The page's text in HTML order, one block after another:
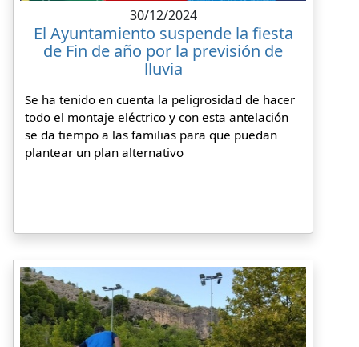
30/12/2024
El Ayuntamiento suspende la fiesta
de Fin de año por la previsión de
lluvia
Se ha tenido en cuenta la peligrosidad de hacer
todo el montaje eléctrico y con esta antelación
se da tiempo a las familias para que puedan
plantear un plan alternativo